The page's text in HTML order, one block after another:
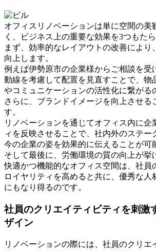
オフィスリノベーションは単に空間の美
く、ビジネス上の重要な効果を3つもたら
まず、効率的なレイアウトの改善により
向上します。
例えば伊勢原市の企業様からご相談を受
動線を考慮して配置を見直すことで、物
やコミュニケーションの活性化に繋がる
さらに、ブランドイメージを向上させる
す。
リノベーションを通じてオフィス内に企
ィを反映させることで、社内外のステー
今の企業の姿を効果的に伝えることが可
そして最後に、労働環境の質の向上が挙
快適かつ機能的なオフィス空間は、社員
ロイヤリティを高めると共に、優秀な人
にもなり得るのです。
社員のクリエイティビティを刺激
ザイン
リノベーションの際には、社員のクリエ